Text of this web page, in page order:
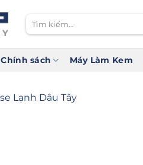
Tìm
kiếm:
Chính sách Máy Làm Kem